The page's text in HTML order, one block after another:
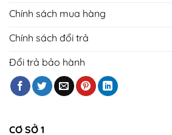
Chính sách mua hàng
Chính sách đổi trả
Đổi trả bảo hành
CƠ SỞ 1